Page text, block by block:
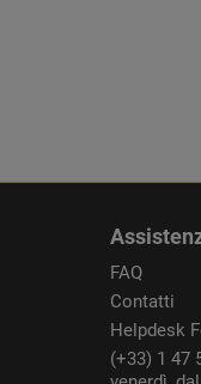
FAQ
Contatti
Helpdesk
(+33) 1 47